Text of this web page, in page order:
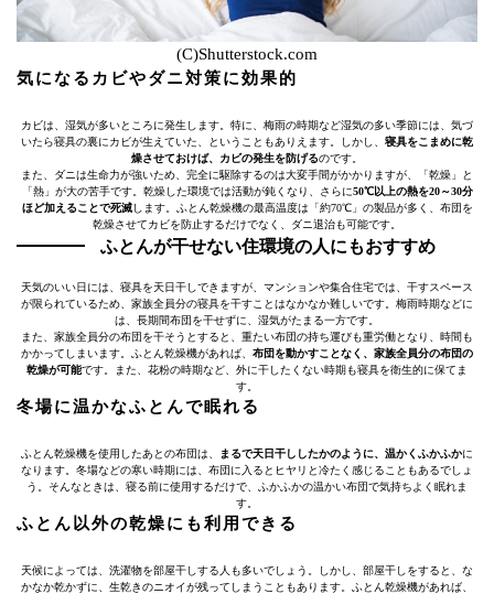
(C)Shutterstock.com
気になるカビやダニ対策に効果的
カビは、湿気が多いところに発生します。特に、梅雨の時期など湿気の多い季節には、気づ
いたら寝具の裏にカビが生えていた、ということもありえます。しかし、 寝具をこまめに乾
燥させておけば、カビの発生を防げるのです。
また、ダニは生命力が強いため、完全に駆除するのは大変手間がかかりますが、「乾燥」と
「熱」が大の苦手です。乾燥した環境では活動が鈍くなり、さらに50℃以上の熱を20～30分
ほど加えることで死滅します。ふとん乾燥機の最高温度は「約70℃」の製品が多く、布団を
乾燥させてカビを防止するだけでなく、ダニ退治も可能です。
ふとんが干せない住環境の人にもおすすめ
天気のいい日には、寝具を天日干しできますが、マンションや集合住宅では、干すスペース
が限られているため、家族全員分の寝具を干すことはなかなか難しいです。梅雨時期などに
は、長期間布団を干せずに、湿気がたまる一方です。
また、家族全員分の布団を干そうとすると、重たい布団の持ち運びも重労働となり、時間も
かかってしまいます。ふとん乾燥機があれば、 布団を動かすことなく、家族全員分の布団の
乾燥が可能です。また、花粉の時期など、外に干したくない時期も寝具を衛生的に保てま
す。
冬場に温かなふとんで眠れる
ふとん乾燥機を使用したあとの布団は、 まるで天日干ししたかのように、温かくふかふかに
なります。冬場などの寒い時期には、布団に入るとヒヤリと冷たく感じることもあるでしょ
う。そんなときは、寝る前に使用するだけで、ふかふかの温かい布団で気持ちよく眠れま
す。
ふとん以外の乾燥にも利用できる
天候によっては、洗濯物を部屋干しする人も多いでしょう。しかし、部屋干しをすると、な
かなか乾かずに、生乾きのニオイが残ってしまうこともあります。ふとん乾燥機があれば、